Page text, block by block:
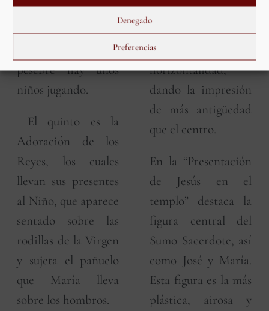
Denegado
Preferencias
y los pastores
mirándolo mientras
en el techo del
pesebre hay unos
niños jugando.
El quinto es la
Adoración de los
Reyes, los cuales
llevan sus presentes
al Niño, que aparece
sentado sobre las
rodillas de la Virgen
y sujeta el pañuelo
que María lleva
sobre los hombros.
diferencia de la
central, tienen
mayor
horizontalidad,
dando la impresión
de más antigüedad
que el centro.
En la “Presentación
de Jesús en el
templo” destaca la
figura central del
Sumo Sacerdote, así
como José y María.
Esta figura es la más
plástica, airosa y